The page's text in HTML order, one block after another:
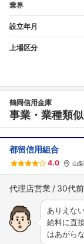
業界
設立年月
上場区分
鶴岡信用金庫
事業・業種類
都留信用組合
4.0 山
代理店営業 30代
ありえな
給料に直
はあがら